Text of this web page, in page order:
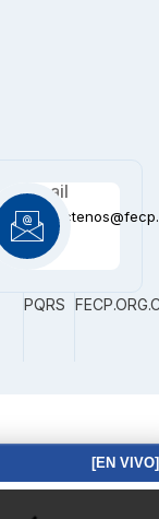
[EN VIVO]
Email
PQRS